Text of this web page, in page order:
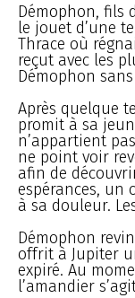
Démophon, fils
le jouet d’une
Thrace où
reçut avec les
Démophon
Après quelque
promit à sa
n’appartient
ne point voir
afin de
espérances, un
à sa douleur.
Démophon
offrit à Jupiter
expiré. Au
l’amandier